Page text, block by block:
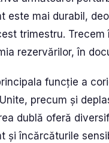
este mai durabil,
trimestru.
rezervărilor, în
funcție a
precum și
dublă oferă
și încărcăturile